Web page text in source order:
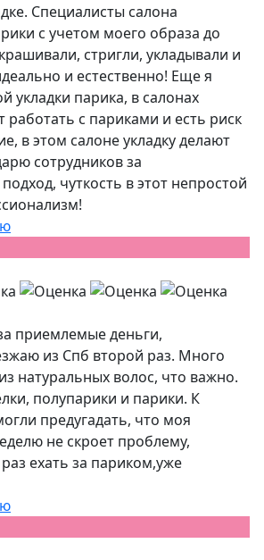
Специалисты салона
с учетом моего образа до
стригли, укладывали и
и естественно! Еще я
укладки парика, в салонах
работать с париками и есть риск
в этом салоне укладку делают
сотрудников за
чуткость в этот непростой
приемлемые деньги,
из Спб второй раз. Много
натуральных волос, что важно.
полупарики и парики. К
предугадать, что моя
не скроет проблему,
ехать за париком,уже